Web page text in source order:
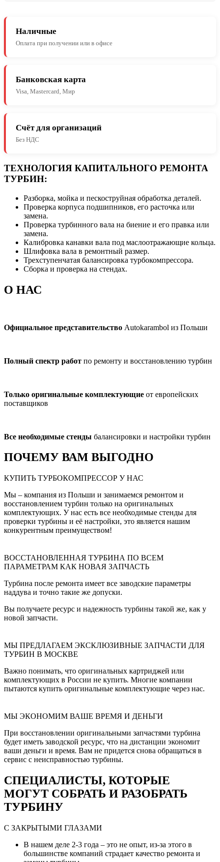
Наличные
Оплата при получении или в офисе
Банковская карта
Visa, Mastercard, Мир
Счёт для организаций
Без НДС
ТЕХНОЛОГИЯ КАПИТАЛЬНОГО РЕМОНТА
ТУРБИН:
Разборка, мойка и пескоструйная обработка деталей.
Проверка корпуса подшипников, его расточка или
замена.
Проверка турбинного вала на биение и его правка или
замена.
Калибровка канавки вала под маслоотражающие кольца.
Шлифовка вала в ремонтный размер.
Трехступенчатая балансировка турбокомпрессора.
Сборка и проверка на стендах.
О НАС
Официальное представительство Autokarambol из Польши
Полный спектр работ по ремонту и восстановлению турбин
Только оригинальные комплектующие от европейских
поставщиков
Все необходимые стенды балансировки и настройки турбин
ПОЧЕМУ ВАМ ВЫГОДНО
КУПИТЬ ТУРБОКОМПРЕССОР У НАС
Мы – компания из Польши и занимаемся ремонтом и
восстановлением турбин только на оригинальных
комплектующих. У нас есть все необходимые стенды для
проверки турбины и её настройки, это является нашим
конкурентным преимуществом!
ВОССТАНОВЛЕННАЯ ТУРБИНА ПО ВСЕМ
ПАРАМЕТРАМ КАК НОВАЯ ЗАПЧАСТЬ
Турбина после ремонта имеет все заводские параметры
наддува и точно такие же допуски.
Вы получаете ресурс и надежность турбины такой же, как у
новой запчасти.
МЫ ПРЕДЛАГАЕМ ЭКСКЛЮЗИВНЫЕ ЗАПЧАСТИ ДЛЯ
ТУРБИН В МОСКВЕ
Важно понимать, что оригинальных картриджей или
комплектующих в России не купить. Многие компании
пытаются купить оригинальные комплектующие через нас.
МЫ ЭКОНОМИМ ВАШЕ ВРЕМЯ И ДЕНЬГИ
При восстановлении оригинальными запчастями турбина
будет иметь заводской ресурс, что на дистанции экономит
ваши деньги и время. Вам не придется снова обращаться в
сервис с неисправностью турбины.
СПЕЦИАЛИСТЫ, КОТОРЫЕ
МОГУТ СОБРАТЬ И РАЗОБРАТЬ
ТУРБИНУ
С ЗАКРЫТЫМИ ГЛАЗАМИ
В нашем деле 2-3 года – это не опыт, из-за этого в
большинстве компаний страдает качество ремонта и